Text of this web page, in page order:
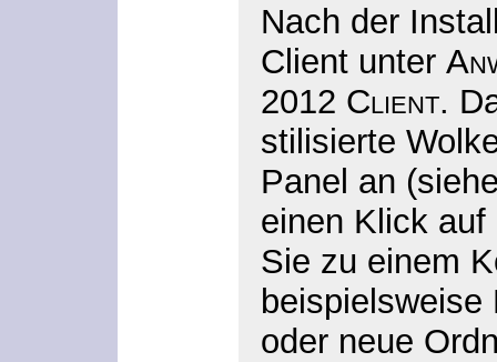
Nach der
Client unter
2012 Client.
stilisierte
Panel an
einen Klick
Sie zu einem
oder neue